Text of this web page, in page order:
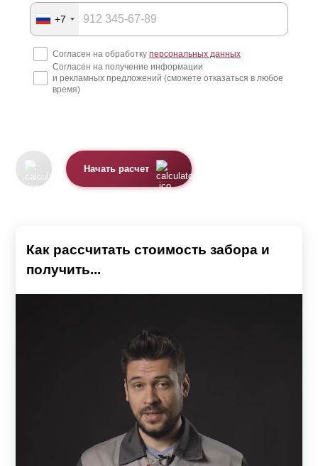
+7
Согласен на обработку персональных данных
Согласен на получение информации
и рекламных предложений (сможете отказаться в любое
время)
Начать расчет
Как рассчитать стоимость забора и
получить...